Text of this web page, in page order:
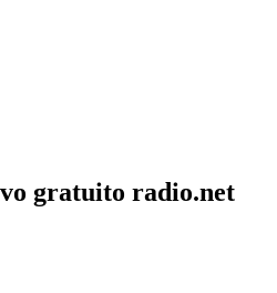
gratuito radio.net